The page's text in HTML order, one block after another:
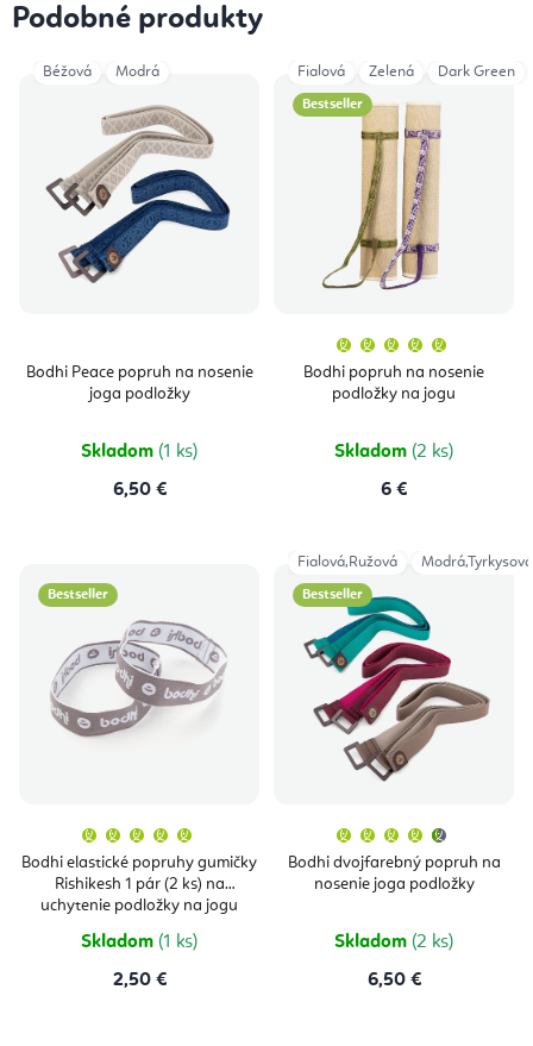
Podobné produkty
Bodhi Peace popruh na nosenie
joga podložky
Skladom (1 ks)
6,50 €
Béžová Modrá
Bestseller
Bodhi popruh na nosenie
podložky na jogu
produktu
je
5,0
Skladom (2 ks)
6 €
Fialová Zelená Dark Green
Bestseller
Bodhi elastické popruhy gumičky
Rishikesh 1 pár (2 ks) na
uchytenie podložky na jogu
produktu
je
5,0
z
5
Skladom (1 ks)
2,50 €
Bestseller
Bodhi dvojfarebný popruh na
nosenie joga podložky
produktu
je
4,7
Skladom (2 ks)
6,50 €
Fialová,Ružová Modrá,Tyrkysová